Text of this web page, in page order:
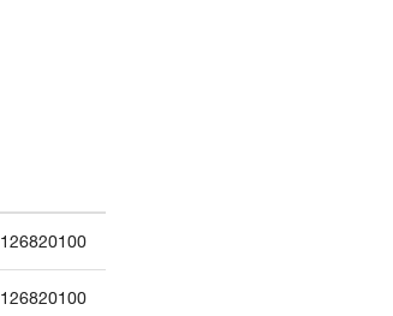
126820100
126820100